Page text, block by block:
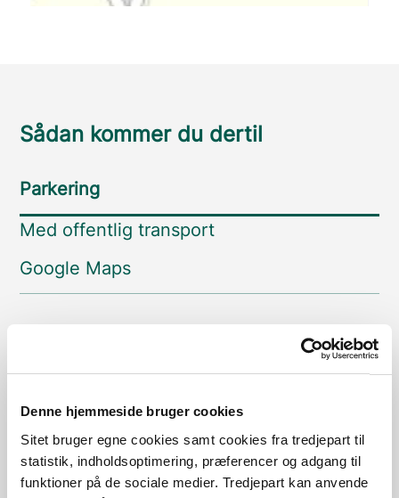
Denne hjemmeside bruger cookies
Sitet bruger egne cookies samt cookies fra tredjepart til
statistik, indholdsoptimering, præferencer og adgang til
funktioner på de sociale medier. Tredjepart kan anvende
Sådan kommer du dertil
Parkering
Med offentlig transport
Google Maps
Parkeringsplads
Nybjerg Mølle
Parkeringsplads
Læs mere